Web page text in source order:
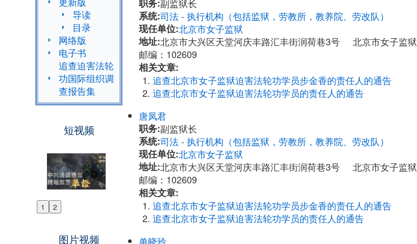
导读
目录
网络版
电子书
追查迫害法轮
功国际组织调
查报告集
短视频
1 2
Previous
图片视频
职务:副监狱长
系统:司法 - 执行机构（包括监狱，劳教所，教养院、劳改队）
现任单位:北京市女子监狱
地址:北京市大兴区天堂河庆丰路汇丰街润荷巷3号 北京市女子监狱
邮编：102609
相关文章:
追查北京市女子监狱迫害法轮功学员步金香的责任人的通告
追查北京市女子监狱迫害法轮功学员的责任人的通告
唐凤君
职务:副监狱长
系统:司法 - 执行机构（包括监狱，劳教所，教养院、劳改队）
现任单位:北京市女子监狱
地址:北京市大兴区天堂河庆丰路汇丰街润荷巷3号 北京市女子监狱
邮编：102609
相关文章:
追查北京市女子监狱迫害法轮功学员步金香的责任人的通告
追查北京市女子监狱迫害法轮功学员的责任人的通告
单晓玲